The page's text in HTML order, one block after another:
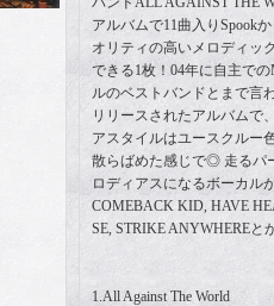
アルバムで11曲入りSpook
オリティの高いメロディッ
できる1枚！04年に自主で
ルのベストバンドとまで言
リリースされたアルバムで
アスタイルはユースクルー
散らばめた感じで◎ 走るパ
ロディアスになるボーカル
COMEBACK KID, HAVE
SE, STRIKE ANYWHEREと
1.All Against The World